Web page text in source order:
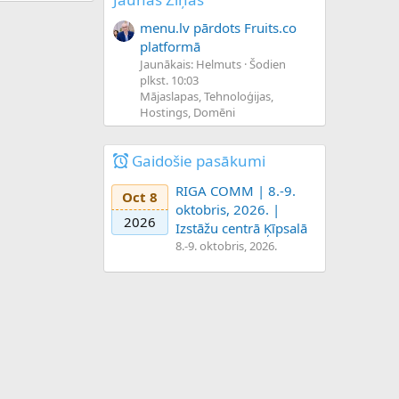
menu.lv pārdots Fruits.co
platformā
Jaunākais: Helmuts Šodien
plkst. 10:03
Mājaslapas, Tehnoloģijas,
Hostings, Domēni
Gaidošie pasākumi
Oct 8
2026
RIGA COMM | 8.-9.
oktobris, 2026. |
Izstāžu centrā Ķīpsalā
8.-9. oktobris, 2026.